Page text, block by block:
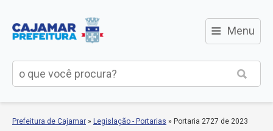
≡ Menu
Prefeitura de Cajamar » Legislação - Portarias » Portaria 2727 de 2023